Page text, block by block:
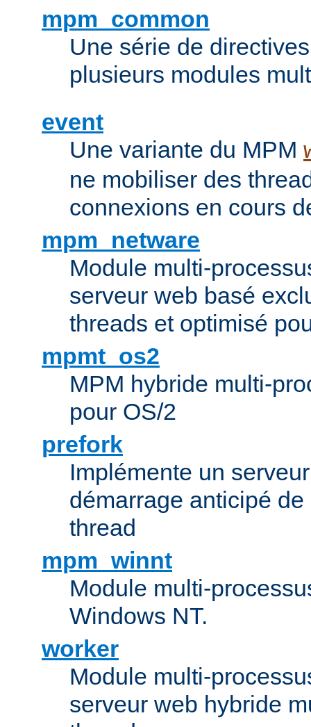
mpm_common
Une série de
plusieurs modules
event
Une variante du MPM
ne mobiliser des
connexions en cours
mpm_netware
Module multi-
serveur web basé
threads et optimisé
mpmt_os2
MPM hybride multi-
pour OS/2
prefork
Implémente un
démarrage anticipé
thread
mpm_winnt
Module multi-
Windows NT.
worker
Module multi-
serveur web hybride